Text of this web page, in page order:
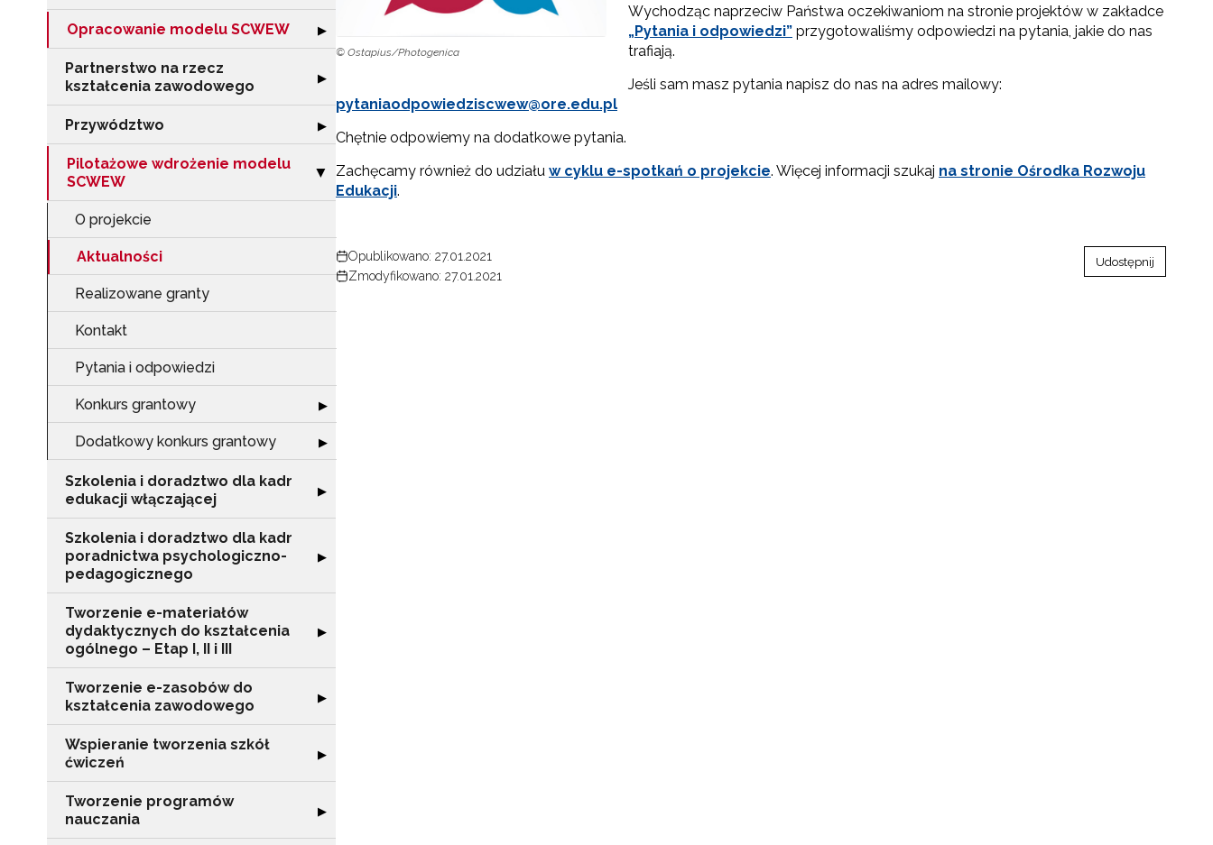
Opracowanie modelu SCWEW Rozwiń sekcję "Opracowanie modelu SCWEW"
▶
Partnerstwo na rzecz
kształcenia zawodowego
Rozwiń sekcję "Partnerstwo na rzecz kształcenia zawodowego"
▶
Przywództwo Rozwiń sekcję "Przywództwo"
▶
Pilotażowe wdrożenie modelu
SCWEW
Zwiń sekcję "Pilotażowe wdrożenie modelu SCWEW"
▶
O projekcie
Aktualności
Realizowane granty
Kontakt
Pytania i odpowiedzi
Konkurs grantowy Rozwiń sekcję "Konkurs grantowy"
▶
Dodatkowy konkurs grantowy Rozwiń sekcję "Dodatkowy konkurs grantowy"
▶
Szkolenia i doradztwo dla kadr
edukacji włączającej
Rozwiń sekcję "Szkolenia i doradztwo dla kadr edukacji włączającej"
▶
Szkolenia i doradztwo dla kadr
poradnictwa psychologiczno-
pedagogicznego
Rozwiń sekcję "Szkolenia i doradztwo dla kadr poradnictwa psychologiczno-pedagogicznego"
▶
Tworzenie e-materiałów
dydaktycznych do kształcenia
ogólnego – Etap I, II i III
Rozwiń sekcję "Tworzenie e-materiałów dydaktycznych do kształcenia ogólnego – Etap I, II i III"
▶
Tworzenie e-zasobów do
kształcenia zawodowego
Rozwiń sekcję "Tworzenie e-zasobów do kształcenia zawodowego"
▶
Wspieranie tworzenia szkół
ćwiczeń
Rozwiń sekcję "Wspieranie tworzenia szkół ćwiczeń"
▶
Tworzenie programów
nauczania
Rozwiń sekcję "Tworzenie programów nauczania"
▶
© Ostapius/Photogenica
Wychodząc naprzeciw Państwa oczekiwaniom na stronie projektów w zakładce
„Pytania i odpowiedzi” przygotowaliśmy odpowiedzi na pytania, jakie do nas
trafiają.
Jeśli sam masz pytania napisz do nas na adres mailowy:
pytaniaodpowiedziscwew@ore.edu.pl
Chętnie odpowiemy na dodatkowe pytania.
Zachęcamy również do udziału w cyklu e-spotkań o projekcie. Więcej informacji szukaj na stronie Ośrodka Rozwoju
Edukacji.
Opublikowano: 27.01.2021
Zmodyfikowano: 27.01.2021
Udostępnij